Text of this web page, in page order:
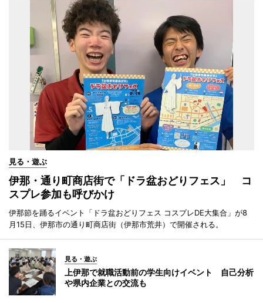
見る・遊ぶ
伊那・通り町商店街で「ドラ盆おどりフェス」 コ
スプレ参加も呼びかけ
伊那節を踊るイベント「ドラ盆おどりフェス コスプレDE大集合」が8
月15日、伊那市の通り町商店街（伊那市荒井）で開催される。
見る・遊ぶ
上伊那で就職活動前の学生向けイベント 自己分析
や県内企業との交流も